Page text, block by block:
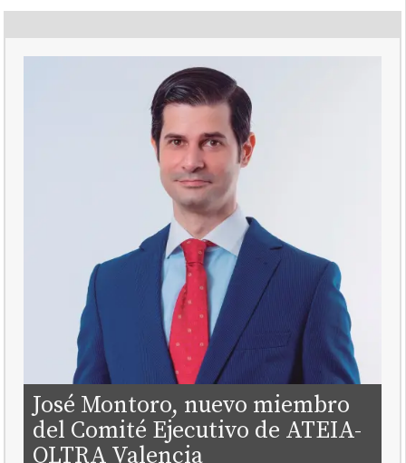
José Montoro, nuevo miembro
del Comité Ejecutivo de ATEIA-
OLTRA Valencia